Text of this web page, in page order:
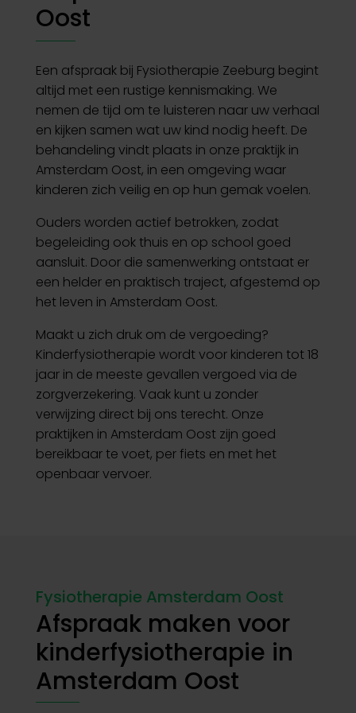
Oost
Een afspraak bij Fysiotherapie Zeeburg begint
altijd met een rustige kennismaking. We
nemen de tijd om te luisteren naar uw verhaal
en kijken samen wat uw kind nodig heeft. De
behandeling vindt plaats in onze praktijk in
Amsterdam Oost, in een omgeving waar
kinderen zich veilig en op hun gemak voelen.
Ouders worden actief betrokken, zodat
begeleiding ook thuis en op school goed
aansluit. Door die samenwerking ontstaat er
een helder en praktisch traject, afgestemd op
het leven in Amsterdam Oost.
Maakt u zich druk om de vergoeding?
Kinderfysiotherapie wordt voor kinderen tot 18
jaar in de meeste gevallen vergoed via de
zorgverzekering. Vaak kunt u zonder
verwijzing direct bij ons terecht. Onze
praktijken in Amsterdam Oost zijn goed
bereikbaar te voet, per fiets en met het
openbaar vervoer.
Fysiotherapie Amsterdam Oost
Afspraak maken voor
kinderfysiotherapie in
Amsterdam Oost